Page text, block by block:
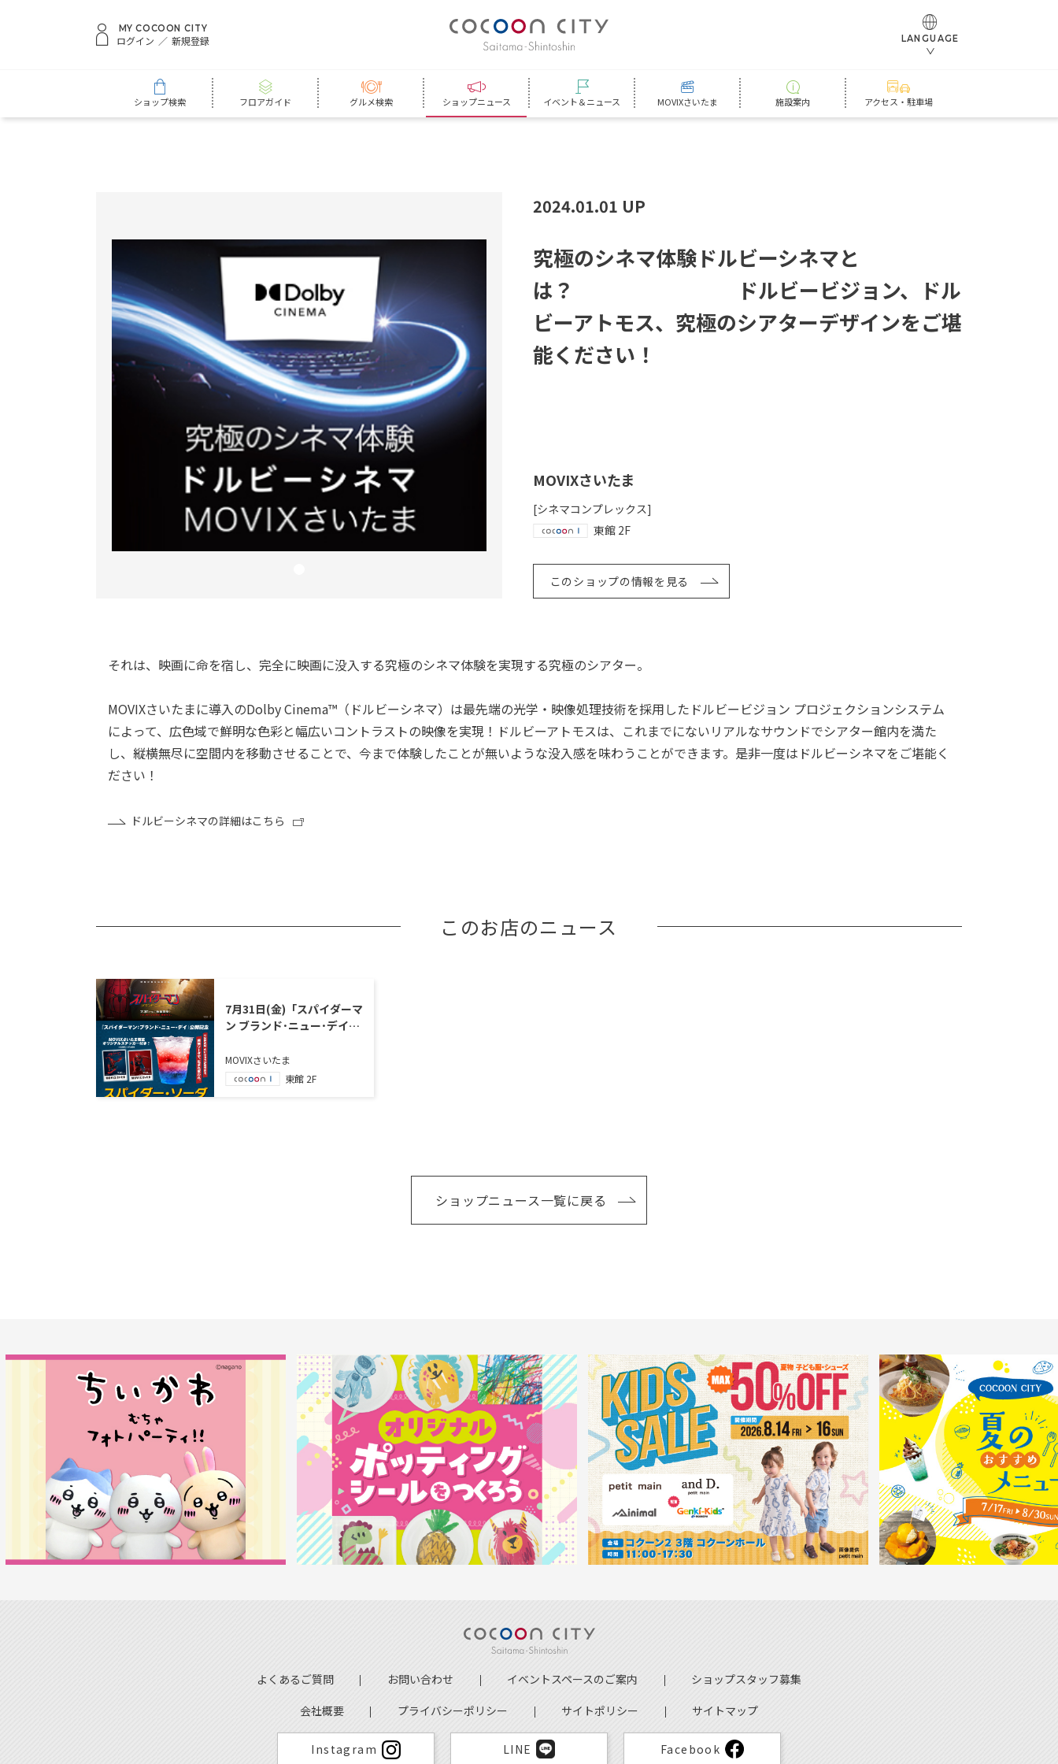
MY COCOON CITY
ログイン 新規登録 LANGUAGE
ショップ検索 フロアガイド グルメ検索 ショップニュース イベント＆ニュース MOVIXさいたま 施設案内 アクセス・駐車場
2024.01.01 UP
究極のシネマ体験ドルビーシネマと
は？ ドルビービジョ ン、 ドル
ビーア トモス、 究極のシアターデザインをご堪
能く ださい ！
MOVIXさいたま
[シネマコンプレックス]
東館 2F
このショップの情報を見る
それは、映画に命を宿し、完全に映画に没入する究極のシネマ体験を実現する究極のシアター。
MOVIXさいたまに導入のDolby Cinema™（ドルビーシネマ）は最先端の光学・映像処理技術を採用したドルビービジョン プロジェクションシステム
によって、広色域で鮮明な色彩と幅広いコントラストの映像を実現！ドルビーアトモスは、これまでにないリアルなサウンドでシアター館内を満た
し、縦横無尽に空間内を移動させることで、今まで体験したことが無いような没入感を味わうことができます。是非一度はドルビーシネマをご堪能く
ださい！
ドルビーシネマの詳細はこちら
このお店のニュース
7月31日(金)「スパイダーマ
ン ブランド･ニュー･デイ」
MOVIXさいたま
東館 2F
ショップニュース一覧に戻る
よくあるご質問 お問い合わせ イベントスペースのご案内
ショップスタッフ募集
会社概要
プライバシーポリシー サイトポリシー サイトマップ
Instagram LINE Facebook